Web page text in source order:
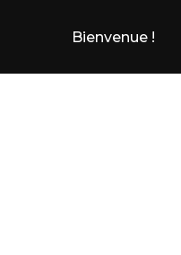
Bienvenue !